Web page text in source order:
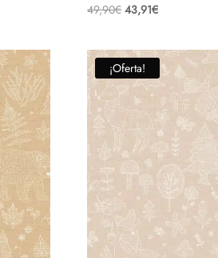
49,90€ El
precio
49,90€.
43,91€El
43,91€.
¡Oferta!